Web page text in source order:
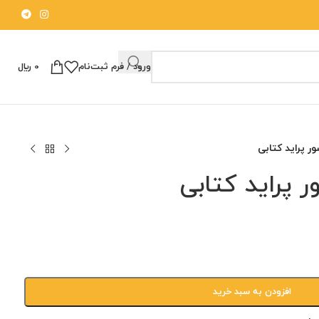
ورود / فرم ثبت‌نام 0 ﷼
پراید کتابی
کتابی
افزودن به سبد خرید